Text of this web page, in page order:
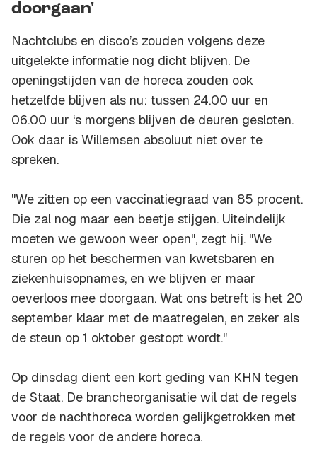
doorgaan'
Nachtclubs en disco’s zouden volgens deze
uitgelekte informatie nog dicht blijven. De
openingstijden van de horeca zouden ook
hetzelfde blijven als nu: tussen 24.00 uur en
06.00 uur ‘s morgens blijven de deuren gesloten.
Ook daar is Willemsen absoluut niet over te
spreken.
"We zitten op een vaccinatiegraad van 85 procent.
Die zal nog maar een beetje stijgen. Uiteindelijk
moeten we gewoon weer open", zegt hij. "We
sturen op het beschermen van kwetsbaren en
ziekenhuisopnames, en we blijven er maar
oeverloos mee doorgaan. Wat ons betreft is het 20
september klaar met de maatregelen, en zeker als
de steun op 1 oktober gestopt wordt."
Op dinsdag dient een kort geding van KHN tegen
de Staat. De brancheorganisatie wil dat de regels
voor de nachthoreca worden gelijkgetrokken met
de regels voor de andere horeca.